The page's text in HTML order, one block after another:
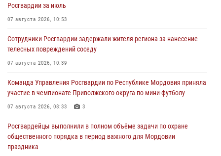
Росгвардии за июль
07 августа 2026, 10:53
Сотрудники Росгвардии задержали жителя региона за нанесение
телесных повреждений соседу
07 августа 2026, 10:39
Команда Управления Росгвардии по Республике Мордовия приняла
участие в чемпионате Приволжского округа по мини-футболу
07 августа 2026, 08:33 3
Росгвардейцы выполнили в полном объёме задачи по охране
общественного порядка в период важного для Мордовии
праздника